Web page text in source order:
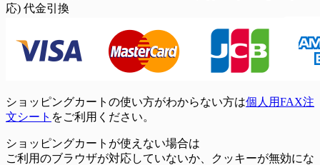
応) 代金引換
ショッピングカートの使い方がわからない方は個人用FAX注
文シート をご利用ください。
ショッピングカートが使えない場合は
ご利用のブラウザが対応していないか、クッキーが無効にな